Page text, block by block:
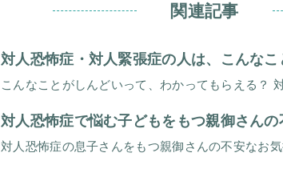
関連記事
対人恐怖症・対人緊張症の人は、こんな
対人恐怖症で悩む子どもをもつ親御さん